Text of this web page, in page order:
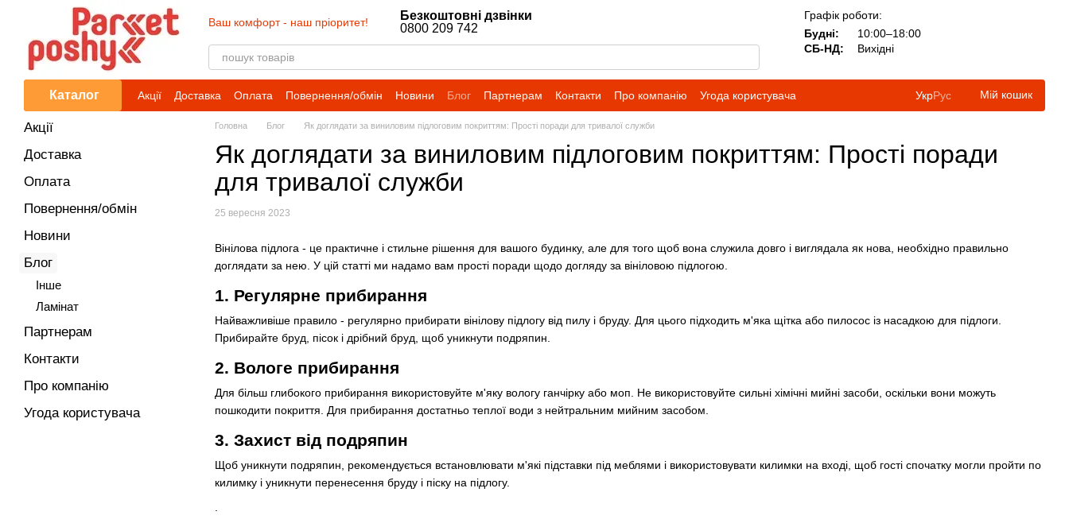
Перейти до основного контенту
Ваш комфорт - наш пріоритет!
Безкоштовні дзвінки
0800 209 742
Графік роботи:
Будні:
10:00–18:00
СБ-НД:
Вихідні
Каталог Акції Доставка Оплата Повернення/обмін Новини Блог Партнерам Контакти Про компанію Угода користувача УкрРус Мій кошик
Головна Блог Як доглядати за виниловим підлоговим покриттям: Прості поради для тривалої служби
Як доглядати за виниловим підлоговим покриттям: Прості поради
для тривалої служби
25 вересня 2023
Вінілова підлога - це практичне і стильне рішення для вашого будинку, але для того щоб вона служила довго і виглядала як нова, необхідно правильно
доглядати за нею. У цій статті ми надамо вам прості поради щодо догляду за вініловою підлогою.
1. Регулярне прибирання
Найважливіше правило - регулярно прибирати вінілову підлогу від пилу і бруду. Для цього підходить м'яка щітка або пилосос із насадкою для підлоги.
Прибирайте бруд, пісок і дрібний бруд, щоб уникнути подряпин.
2. Вологе прибирання
Для більш глибокого прибирання використовуйте м'яку вологу ганчірку або моп. Не використовуйте сильні хімічні мийні засоби, оскільки вони можуть
пошкодити покриття. Для прибирання достатньо теплої води з нейтральним мийним засобом.
3. Захист від подряпин
Щоб уникнути подряпин, рекомендується встановлювати м'які підставки під меблями і використовувати килимки на вході, щоб гості спочатку могли пройти по
килимку і уникнути перенесення бруду і піску на підлогу.
Акції
Доставка
Оплата
Повернення/обмін
Новини
Блог
Iнше
Ламінат
Партнерам
Контакти
Про компанію
Угода користувача